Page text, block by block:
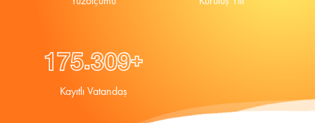
175.309+
Kayıtlı Vatandaş